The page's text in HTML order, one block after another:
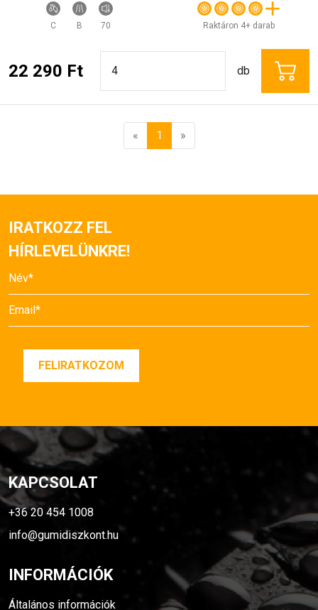
C B 70 Raktáron 4+ darab
22 290 Ft db
« 1 »
IRATKOZZ FEL
HÍRLEVELÜNKRE!
KAPCSOLAT
+36 20 454 1008
info@gumidiszkont.hu
INFORMÁCIÓK
Általános információk